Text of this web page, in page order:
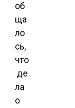
об
ща
ло
сь,
что
де
ла
о